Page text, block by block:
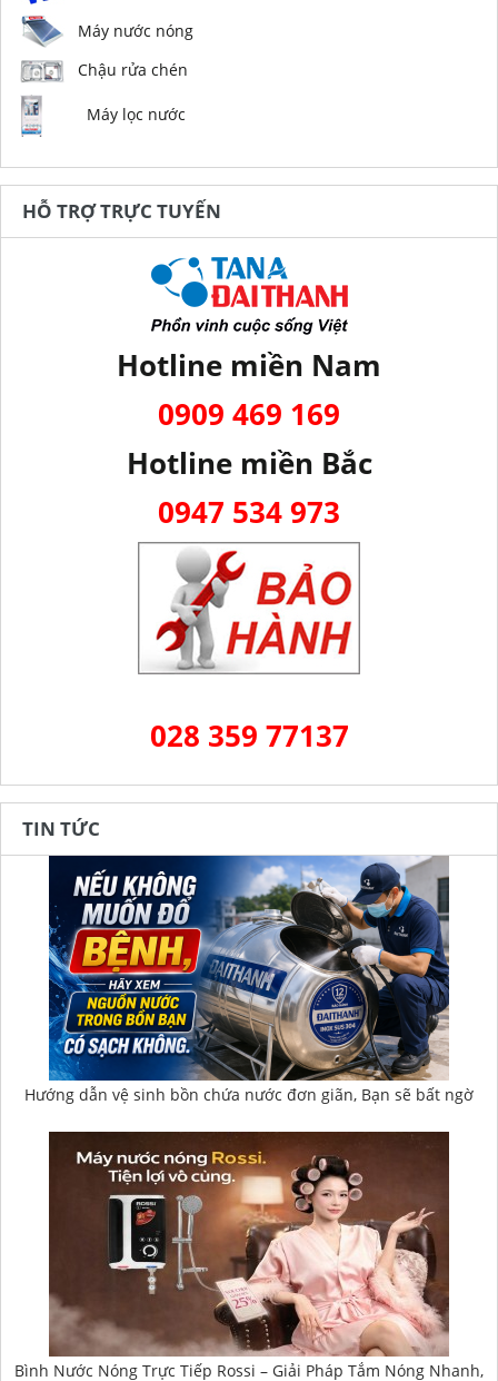
Máy nước nóng
Chậu rửa chén
Máy lọc nước
HỖ TRỢ TRỰC TUYẾN
Hotline miền Nam
0909 469 169
Hotline miền Bắc
0947 534 973
028 359 77137
TIN TỨC
Hướng dẫn vệ sinh bồn chứa nước đơn giãn, Bạn sẽ bất ngờ
Bình Nước Nóng Trực Tiếp Rossi – Giải Pháp Tắm Nóng Nhanh,